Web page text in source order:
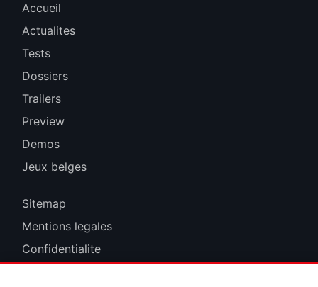
Accueil
Actualites
Tests
Dossiers
Trailers
Preview
Demos
Jeux belges
Sitemap
Mentions legales
Confidentialite